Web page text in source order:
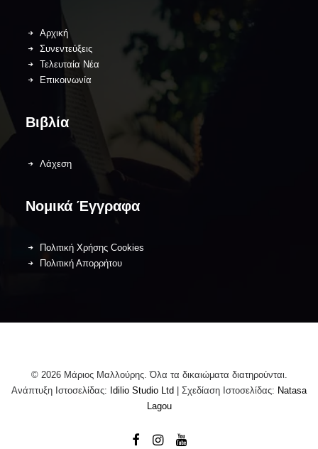
Αρχική
Συνεντεύξεις
Τελευταία Νέα
Επικοινωνία
Βιβλία
Λάχεση
Νομικά Έγγραφα
Πολιτική Χρήσης Cookies
Πολιτική Απορρήτου
© 2026 Μάριος Μαλλούρης. Όλα τα δικαιώματα διατηρούνται.
Ανάπτυξη Ιστοσελίδας: Idilio Studio Ltd | Σχεδίαση Ιστοσελίδας: Natasa
Lagou